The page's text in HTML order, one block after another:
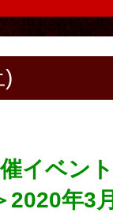
)
イベン
2020年3